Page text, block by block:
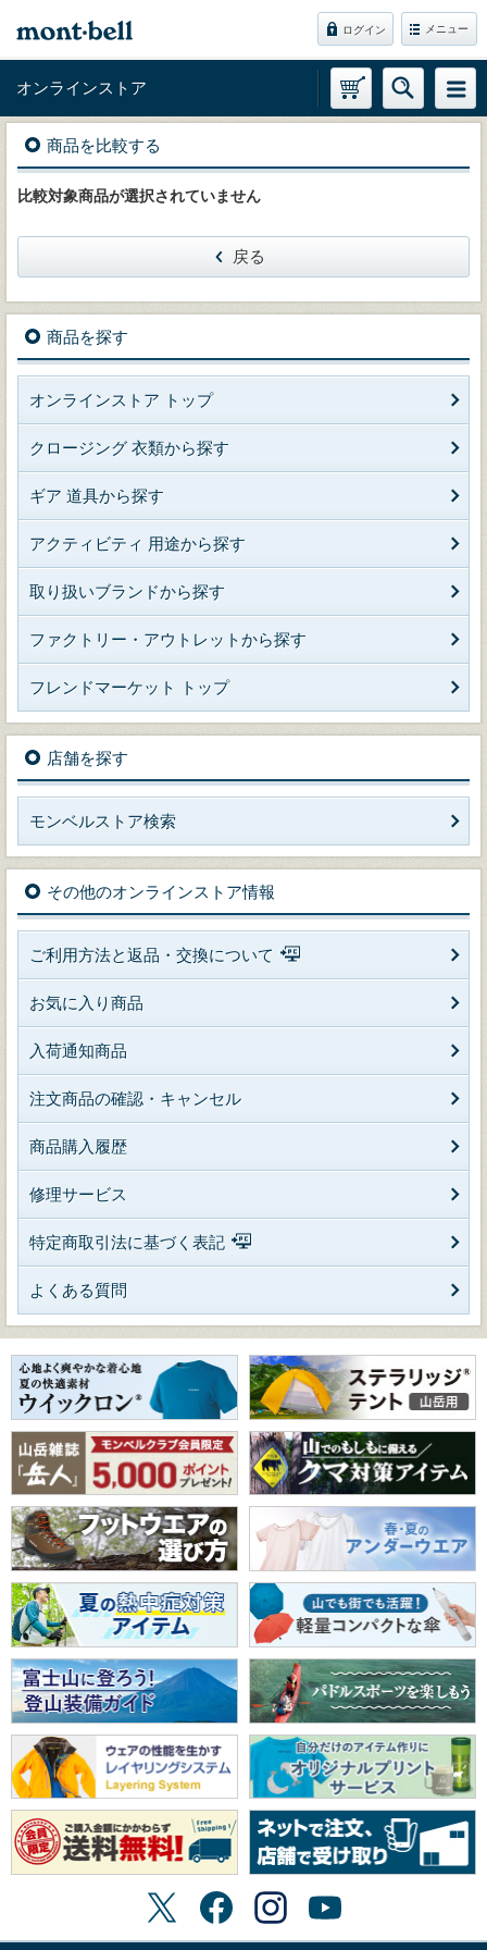
ログイン メニュー
オンラインストア
商品を比較する
比較対象商品が選択されていません
戻る
商品を探す
オンラインストア トップ
クロージング 衣類から探す
ギア 道具から探す
アクティビティ 用途から探す
取り扱いブランドから探す
ファクトリー・アウトレットから探す
フレンドマーケット トップ
店舗を探す
モンベルストア検索
その他のオンラインストア情報
ご利用方法と返品・交換について
お気に入り商品
入荷通知商品
注文商品の確認・キャンセル
商品購入履歴
修理サービス
特定商取引法に基づく表記
よくある質問